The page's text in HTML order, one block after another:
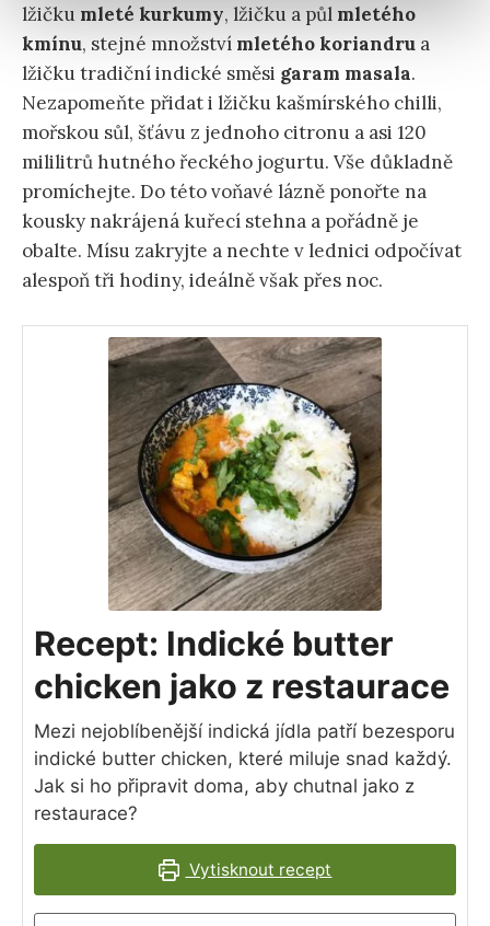
lžičku mleté kurkumy, lžičku a půl mletého
kmínu, stejné množství mletého koriandru a
lžičku tradiční indické směsi garam masala.
Nezapomeňte přidat i lžičku kašmírského chilli,
mořskou sůl, šťávu z jednoho citronu a asi 120
mililitrů hutného řeckého jogurtu. Vše důkladně
promíchejte. Do této voňavé lázně ponořte na
kousky nakrájená kuřecí stehna a pořádně je
obalte. Mísu zakryjte a nechte v lednici odpočívat
alespoň tři hodiny, ideálně však přes noc.
Recept: Indické butter
chicken jako z restaurace
Mezi nejoblíbenější indická jídla patří bezesporu
indické butter chicken, které miluje snad každý.
Jak si ho připravit doma, aby chutnal jako z
restaurace?
Vytisknout recept